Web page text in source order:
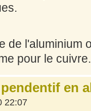
de l'aluminium
pour le cuivre.
en
22:07